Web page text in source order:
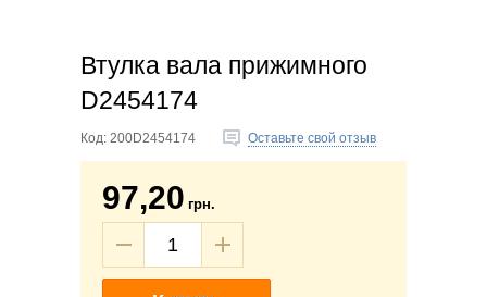
Втулка вала прижимного
D2454174
Код: 200D2454174 Оставьте свой отзыв
97,20 грн.